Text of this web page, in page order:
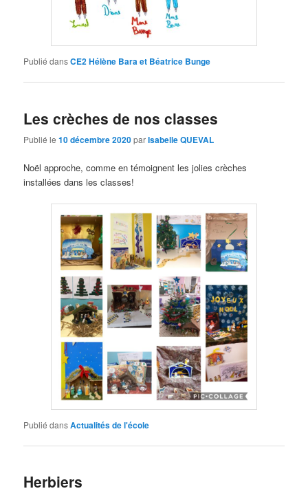
Publié dansCE2 Hélène Bara et Béatrice Bunge
Les crèches de nos classes
Publié le10 décembre 2020parIsabelle QUEVAL
Noël approche, comme en témoignent les jolies crèches
installées dans les classes!
Publié dansActualités de l'école
Herbiers